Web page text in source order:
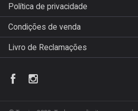
Política de privacidade
Condições de venda
Livro de Reclamações